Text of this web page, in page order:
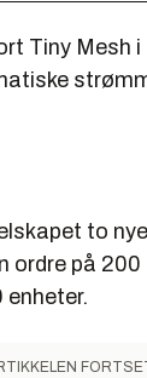
Tiny Mesh
to
ordre på